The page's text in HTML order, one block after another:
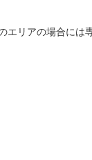
エリアの場合には